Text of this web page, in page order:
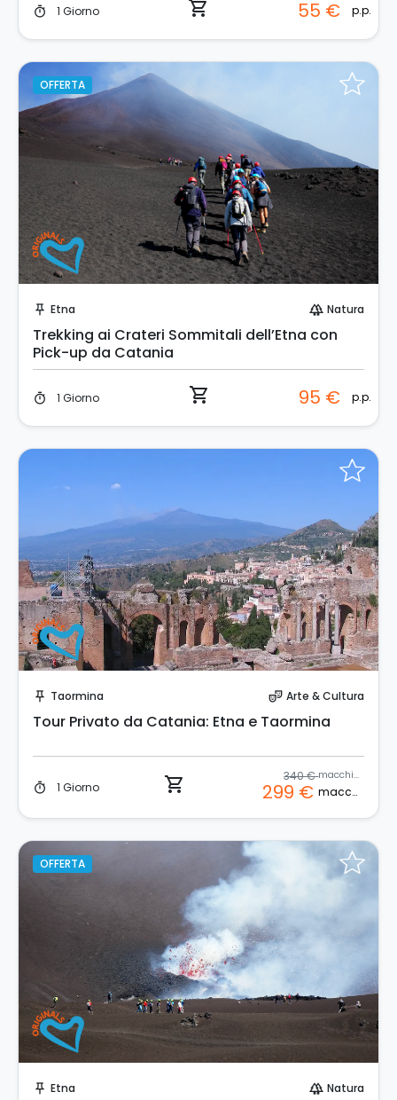
timer 1 Giorno shopping_cart 55 € p.p.
OFFERTA
push_pin Etna forest Natura
Trekking ai Crateri Sommitali dell’Etna con
Pick-up da Catania
timer 1 Giorno shopping_cart 95 € p.p.
push_pin Taormina theater_comedy Arte & Cultura
Tour Privato da Catania: Etna e Taormina
timer 1 Giorno shopping_cart 340 € macchina
299 € macchina
OFFERTA
push_pin Etna forest Natura